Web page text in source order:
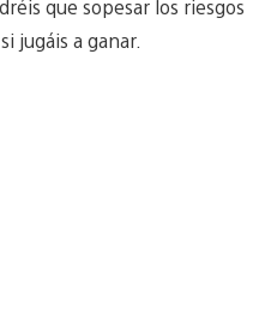
que sopesar los riesgos
jugáis a ganar.